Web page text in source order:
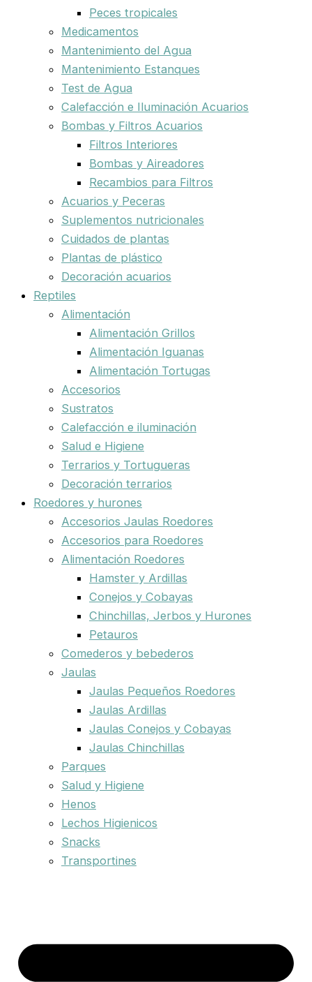
Peces tropicales
Medicamentos
Mantenimiento del Agua
Mantenimiento Estanques
Test de Agua
Calefacción e Iluminación Acuarios
Bombas y Filtros Acuarios
Filtros Interiores
Bombas y Aireadores
Recambios para Filtros
Acuarios y Peceras
Suplementos nutricionales
Cuidados de plantas
Plantas de plástico
Decoración acuarios
Reptiles
Alimentación
Alimentación Grillos
Alimentación Iguanas
Alimentación Tortugas
Accesorios
Sustratos
Calefacción e iluminación
Salud e Higiene
Terrarios y Tortugueras
Decoración terrarios
Roedores y hurones
Accesorios Jaulas Roedores
Accesorios para Roedores
Alimentación Roedores
Hamster y Ardillas
Conejos y Cobayas
Chinchillas, Jerbos y Hurones
Petauros
Comederos y bebederos
Jaulas
Jaulas Pequeños Roedores
Jaulas Ardillas
Jaulas Conejos y Cobayas
Jaulas Chinchillas
Parques
Salud y Higiene
Henos
Lechos Higienicos
Snacks
Transportines